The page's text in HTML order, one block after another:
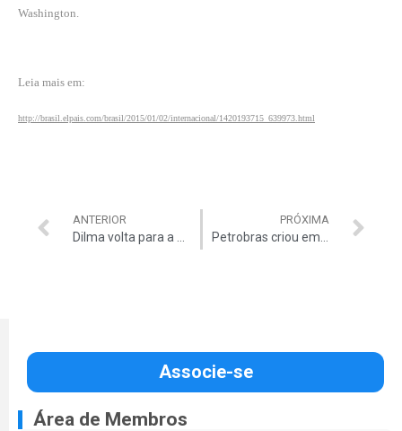
Washington.
Leia mais em:
http://brasil.elpais.com/brasil/2015/01/02/internacional/1420193715_639973.html
ANTERIOR
Dilma volta para a praia
PRÓXIMA
Petrobras criou empresas de fachada
Associe-se
Área de Membros